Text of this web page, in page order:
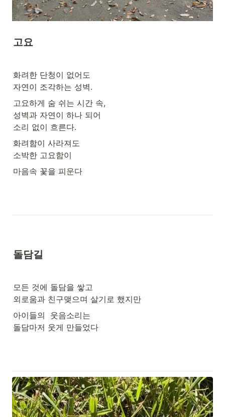
고요
화려한 단청이 없어도
자연이 조각하는 성벽.
고요하게 숨 쉬는 시간 속,
성벽과 자연이 하나 되어
소리 없이 흐른다.
화려함이 사라져도
소박한 고요함이
마음속 꽃을 피운다
돌담길
모든 것에 돌담을 쌓고
외로움과 친구맺으며 살기로 했지만
아이들의  웃음소리는
돌담마저 웃게 만들었다